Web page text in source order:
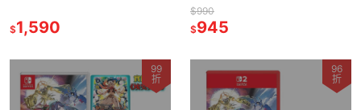
$1,590
Nintendo Switch -中文版 [夢遊
館]
$990
$945
99
折
96
折